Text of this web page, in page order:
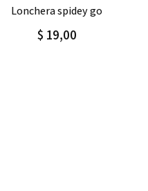
Agregar Detalle
lonchera spidey go
$ 19,00